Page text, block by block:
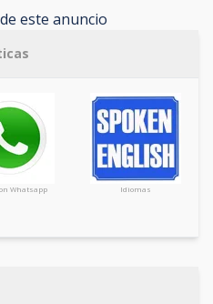
este anuncio
Whatsapp Idiomas